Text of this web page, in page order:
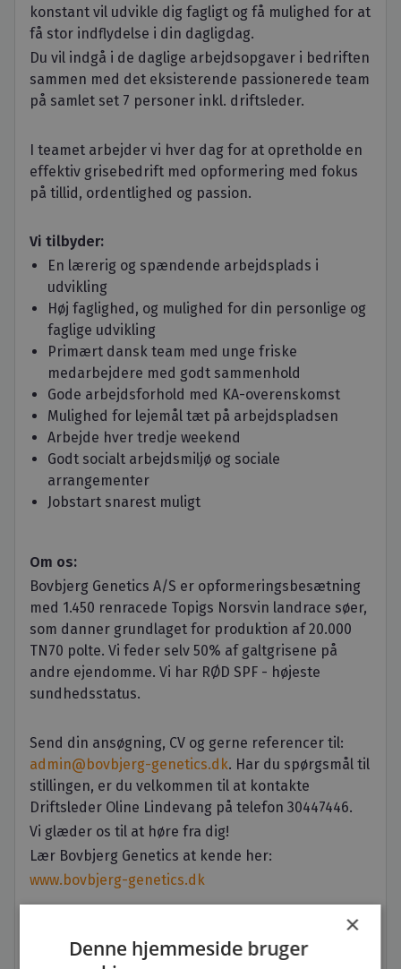
konstant vil udvikle dig fagligt og få mulighed for at
få stor indflydelse i din dagligdag.
Du vil indgå i de daglige arbejdsopgaver i bedriften
sammen med det eksisterende passionerede team
på samlet set 7 personer inkl. driftsleder.
I teamet arbejder vi hver dag for at opretholde en
effektiv grisebedrift med opformering med fokus
på tillid, ordentlighed og passion.
Vi tilbyder:
En lærerig og spændende arbejdsplads i
udvikling
Høj faglighed, og mulighed for din personlige og
faglige udvikling
Primært dansk team med unge friske
medarbejdere med godt sammenhold
Gode arbejdsforhold med KA-overenskomst
Mulighed for lejemål tæt på arbejdspladsen
Arbejde hver tredje weekend
Godt socialt arbejdsmiljø og sociale
arrangementer
Jobstart snarest muligt
Om os:
Bovbjerg Genetics A/S er opformeringsbesætning
med 1.450 renracede Topigs Norsvin landrace søer,
som danner grundlaget for produktion af 20.000
TN70 polte. Vi feder selv 50% af galtgrisene på
andre ejendomme. Vi har RØD SPF - højeste
sundhedsstatus.
Send din ansøgning, CV og gerne referencer til:
admin@bovbjerg-genetics.dk. Har du spørgsmål til
stillingen, er du velkommen til at kontakte
Driftsleder Oline Lindevang på telefon 30447446.
Vi glæder os til at høre fra dig!
Lær Bovbjerg Genetics at kende her:
www.bovbjerg-genetics.dk
×
Denne hjemmeside bruger